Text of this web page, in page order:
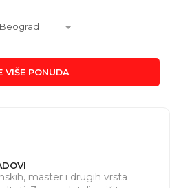
Beograd
VIŠE PONUDA
master i drugih vrsta